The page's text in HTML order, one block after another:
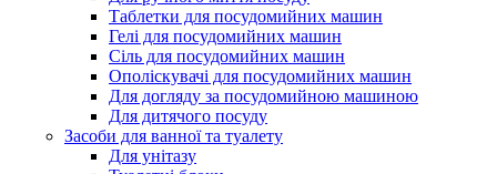
Таблетки для посудомийних машин
Гелі для посудомийних машин
Сіль для посудомийних машин
Ополіскувачі для посудомийних машин
Для догляду за посудомийною машиною
Для дитячого посуду
Засоби для ванної та туалету
Для унітазу